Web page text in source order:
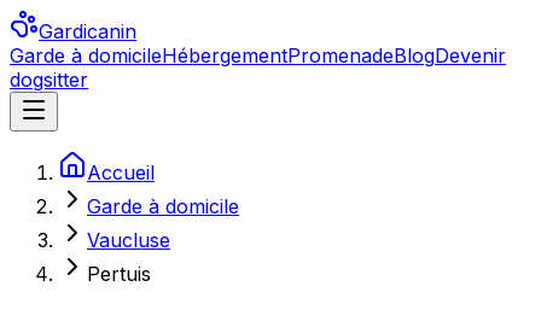
Gardicanin
Garde à domicileHébergementPromenadeBlogDevenir
dogsitter
Accueil
Garde à domicile
Vaucluse
Pertuis